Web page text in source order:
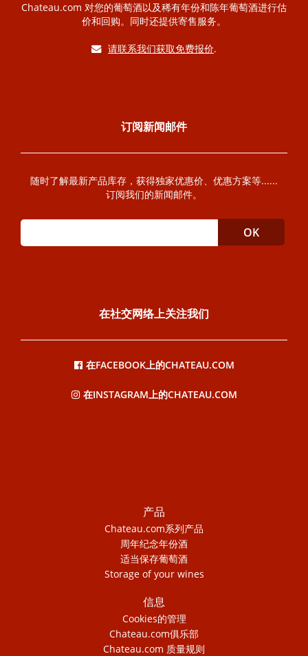
Chateau.com 对您的葡萄酒以及稀有年份和陈年葡萄酒进行估
价和回购。同时还提供寄售服务。
请联系我们获取免费报价.
订阅新闻邮件
随时了解最新产品库存，获得独家优惠价、优惠方案等......
订阅我们的新闻邮件。
在社交网络上关注我们
在FACEBOOK上的CHATEAU.COM
在INSTAGRAM上的CHATEAU.COM
产品
Chateau.com系列产品
周年纪念年份酒
适当保存葡萄酒
Storage of your wines
信息
Cookies的管理
Chateau.com俱乐部
Chateau.com 质量规则